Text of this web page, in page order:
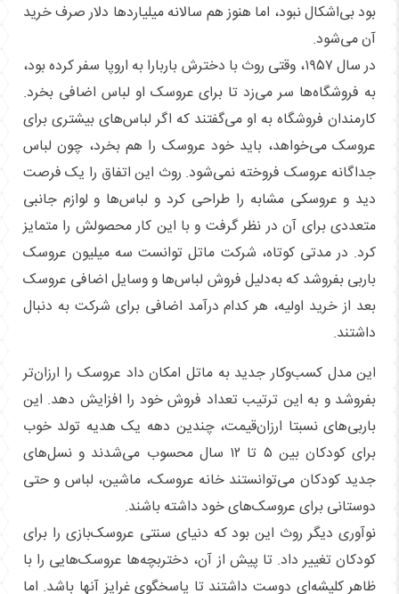
بود بی‌اشکال نبود، اما هنوز هم سالانه میلیاردها دلار صرف خرید
آن می‌شود.
در سال ۱۹۵۷، وقتی روث با دخترش باربارا به اروپا سفر کرده بود،
به فروشگاه‌ها سر می‌زد تا برای عروسک او لباس اضافی بخرد.
کارمندان فروشگاه به او می‌گفتند که اگر لباس‌های بیشتری برای
عروسک می‌خواهد، باید خود عروسک را هم بخرد، چون لباس
جداگانه عروسک فروخته نمی‌شود. روث این اتفاق را یک فرصت
دید و عروسکی مشابه را طراحی کرد و لباس‌ها و لوازم جانبی
متعددی برای آن در نظر گرفت و با این کار محصولش را متمایز
کرد. در مدتی کوتاه، شرکت ماتل توانست سه میلیون عروسک
باربی بفروشد که به‌دلیل فروش لباس‌ها و وسایل اضافی عروسک
بعد از خرید اولیه، هر کدام درآمد اضافی برای شرکت به دنبال
داشتند.
این مدل کسب‌وکار جدید به ماتل امکان داد عروسک را ارزان‌تر
بفروشد و به این ترتیب تعداد فروش خود را افزایش دهد. این
باربی‌های نسبتا ارزان‌قیمت، چندین دهه یک هدیه تولد خوب
برای کودکان بین ۵ تا ۱۲ سال محسوب می‌شدند و نسل‌های
جدید کودکان می‌توانستند خانه عروسک، ماشین، لباس و حتی
دوستانی برای عروسک‌های خود داشته باشند.
نوآوری دیگر روث این بود که دنیای سنتی عروسک‌بازی را برای
کودکان تغییر داد. تا پیش از آن، دختربچه‌ها عروسک‌هایی را با
ظاهر کلیشه‌ای دوست داشتند تا پاسخگوی غرایز آنها باشد. اما